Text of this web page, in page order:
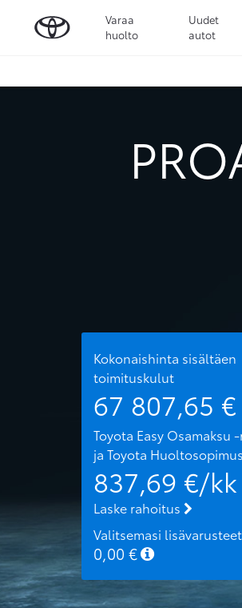
Varaa
huolto
Uudet
autot
Kokonaishinta sisältäen
toimituskulut
67 807,65 €
Toyota Easy Osamaksu
ja Toyota Huoltosopimus
837,69 €/kk
Laske rahoitus
Valitsemasi
0,00 €